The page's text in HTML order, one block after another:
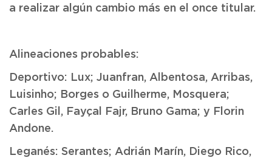
a realizar algún cambio más en el once titular.
Alineaciones probables:
Deportivo: Lux; Juanfran, Albentosa, Arribas,
Luisinho; Borges o Guilherme, Mosquera;
Carles Gil, Fayçal Fajr, Bruno Gama; y Florin
Andone.
Leganés: Serantes; Adrián Marín, Diego Rico,